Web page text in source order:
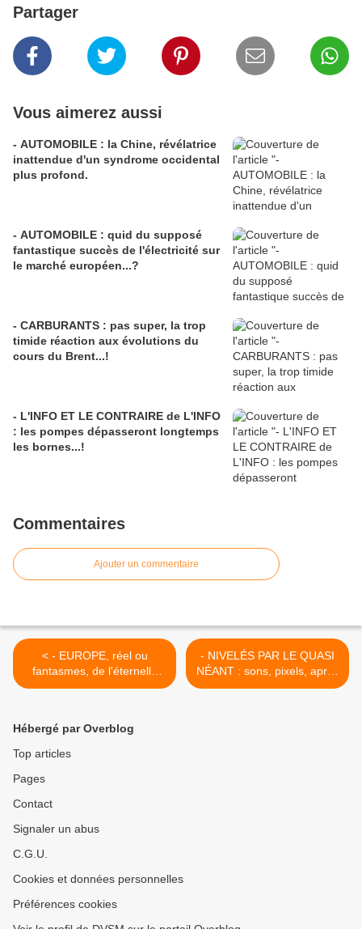
Partager
Vous aimerez aussi
- AUTOMOBILE : la Chine, révélatrice
inattendue d'un syndrome occidental
plus profond.
- AUTOMOBILE : quid du supposé
fantastique succès de l'électricité sur
le marché européen...?
- CARBURANTS : pas super, la trop
timide réaction aux évolutions du
cours du Brent...!
- L'INFO ET LE CONTRAIRE de L'INFO
: les pompes dépasseront longtemps
les bornes...!
Commentaires
Ajouter un commentaire
< - EUROPE, réel ou
fantasmes, de l'éternelle
lutte entre union
- NIVELÉS PAR LE QUASI
NÉANT : sons, pixels, après
la spectaculaire course aux
Hébergé par Overblog
Top articles
Pages
Contact
Signaler un abus
C.G.U.
Cookies et données personnelles
Préférences cookies